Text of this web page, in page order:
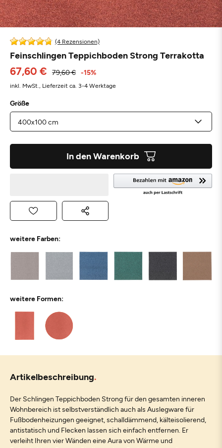
(4 Rezensionen)
Feinschlingen Teppichboden Strong Terrakotta
67,60 € 79,60 € -15%
inkl. MwSt., Lieferzeit ca. 3-4 Werktage
Größe
In den Warenkorb
weitere Farben:
weitere Formen:
Artikelbeschreibung
Der Schlingen Teppichboden Strong für den gesamten inneren
Wohnbereich ist selbstverständlich auch als Auslegware für
Fußbodenheizungen geeignet, schalldämmend, kälteisolierend,
antistatisch und Flecken lassen sich einfach entfernen. Er
verleiht Ihren vier Wänden eine Aura von Wärme und